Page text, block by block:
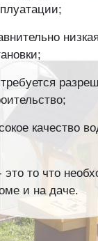
качество
это то что
и на даче.